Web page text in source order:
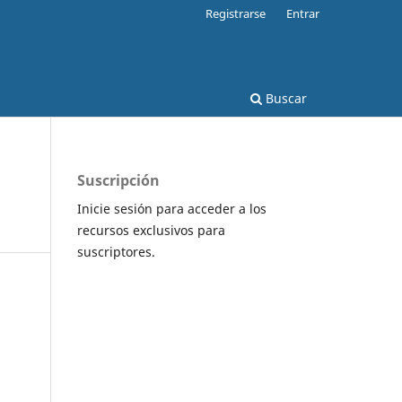
Buscar
Registrarse Entrar
Suscripción
Inicie sesión para acceder a los
recursos exclusivos para
suscriptores.